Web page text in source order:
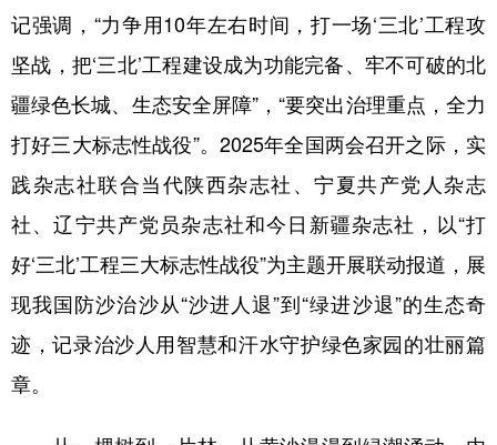
记强调，“力争用10年左右时间，打一场‘三北’工程攻
坚战，把‘三北’工程建设成为功能完备、牢不可破的北
疆绿色长城、生态安全屏障”，“要突出治理重点，全力
打好三大标志性战役”。2025年全国两会召开之际，实
践杂志社联合当代陕西杂志社、宁夏共产党人杂志
社、辽宁共产党员杂志社和今日新疆杂志社，以“打
好‘三北’工程三大标志性战役”为主题开展联动报道，展
现我国防沙治沙从“沙进人退”到“绿进沙退”的生态奇
迹，记录治沙人用智慧和汗水守护绿色家园的壮丽篇
章。